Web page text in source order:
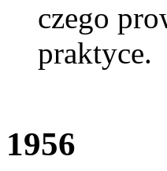
czego
praktyce.
1956